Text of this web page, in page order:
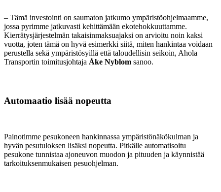
– Tämä investointi on saumaton jatkumo ympäristöohjelmaamme,
jossa pyrimme jatkuvasti kehittämään ekotehokkuuttamme.
Kierrätysjärjestelmän takaisinmaksuajaksi on arvioitu noin kaksi
vuotta, joten tämä on hyvä esimerkki siitä, miten hankintaa voidaan
perustella sekä ympäristösyillä että taloudellisin seikoin, Ahola
Transportin toimitusjohtaja Åke Nyblom sanoo.
Automaatio lisää nopeutta
Painotimme pesukoneen hankinnassa ympäristönäkökulman ja
hyvän pesutuloksen lisäksi nopeutta. Pitkälle automatisoitu
pesukone tunnistaa ajoneuvon muodon ja pituuden ja käynnistää
tarkoituksenmukaisen pesuohjelman.